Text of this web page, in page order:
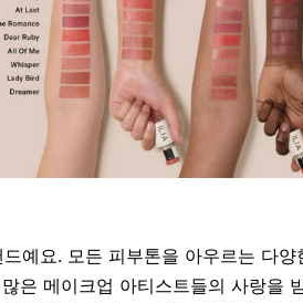
예요. 모든 피부톤을 아우르는 다양
은 메이크업 아티스트들의 사랑을